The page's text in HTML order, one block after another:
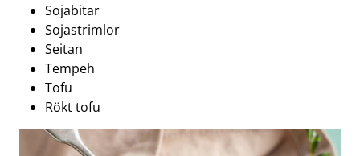
Sojabitar
Sojastrimlor
Seitan
Tempeh
Tofu
Rökt tofu